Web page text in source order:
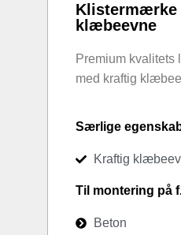
Klistermærke
klæbeevne
Premium kvalitets
med kraftig
Særlige
Kraftig
Til montering på
Beton